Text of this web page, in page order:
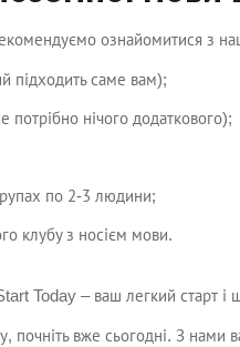
ознайомитися з
підходить саме вам);
потрібно нічого додаткового);
по 2-3 людини;
клубу з носієм мови.
Today – ваш легкий старт і
почніть вже сьогодні. З